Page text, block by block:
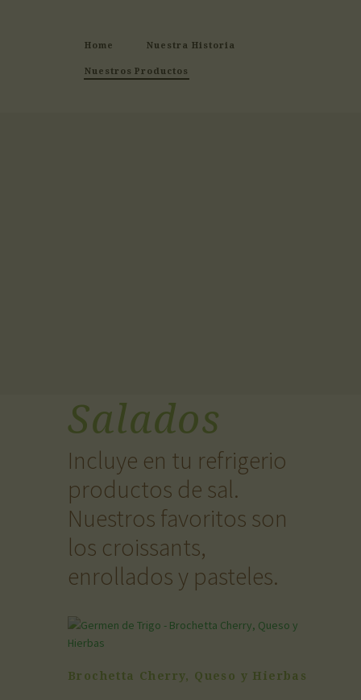
Home Nuestra Historia
Nuestros Productos
Salados
Incluye en tu refrigerio
productos de sal.
Nuestros favoritos son
los croissants,
enrollados y pasteles.
Brochetta Cherry, Queso y Hierbas